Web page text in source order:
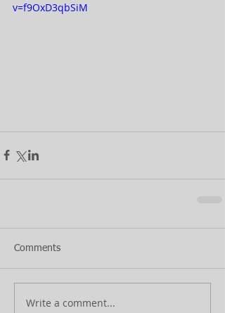
v=f9OxD3qbSiM
Comments
Write a comment...